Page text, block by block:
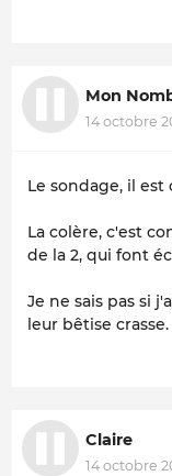
Mon
14 octobre
Le sondage, il
La colère, c'est
de la 2, qui font
Je ne sais pas si
leur bêtise crasse.
Claire
14 octobre